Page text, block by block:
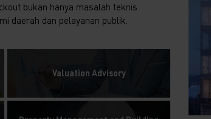
bukan hanya masalah teknis
daerah dan pelayanan publik.
Valuation Advisory